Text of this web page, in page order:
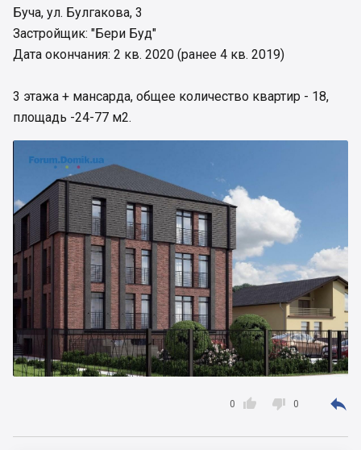
Буча, ул. Булгакова, 3
Застройщик: "Бери Буд"
Дата окончания: 2 кв. 2020 (ранее 4 кв. 2019)
3 этажа + мансарда, общее количество квартир - 18,
площадь -24-77 м2.

0  0 